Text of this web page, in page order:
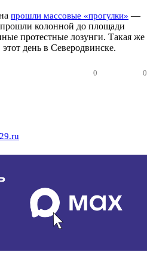
прошли массовые «прогулки» —
прошли колонной до площади
протестные лозунги. Такая же
этот день в Северодвинске.
0 0